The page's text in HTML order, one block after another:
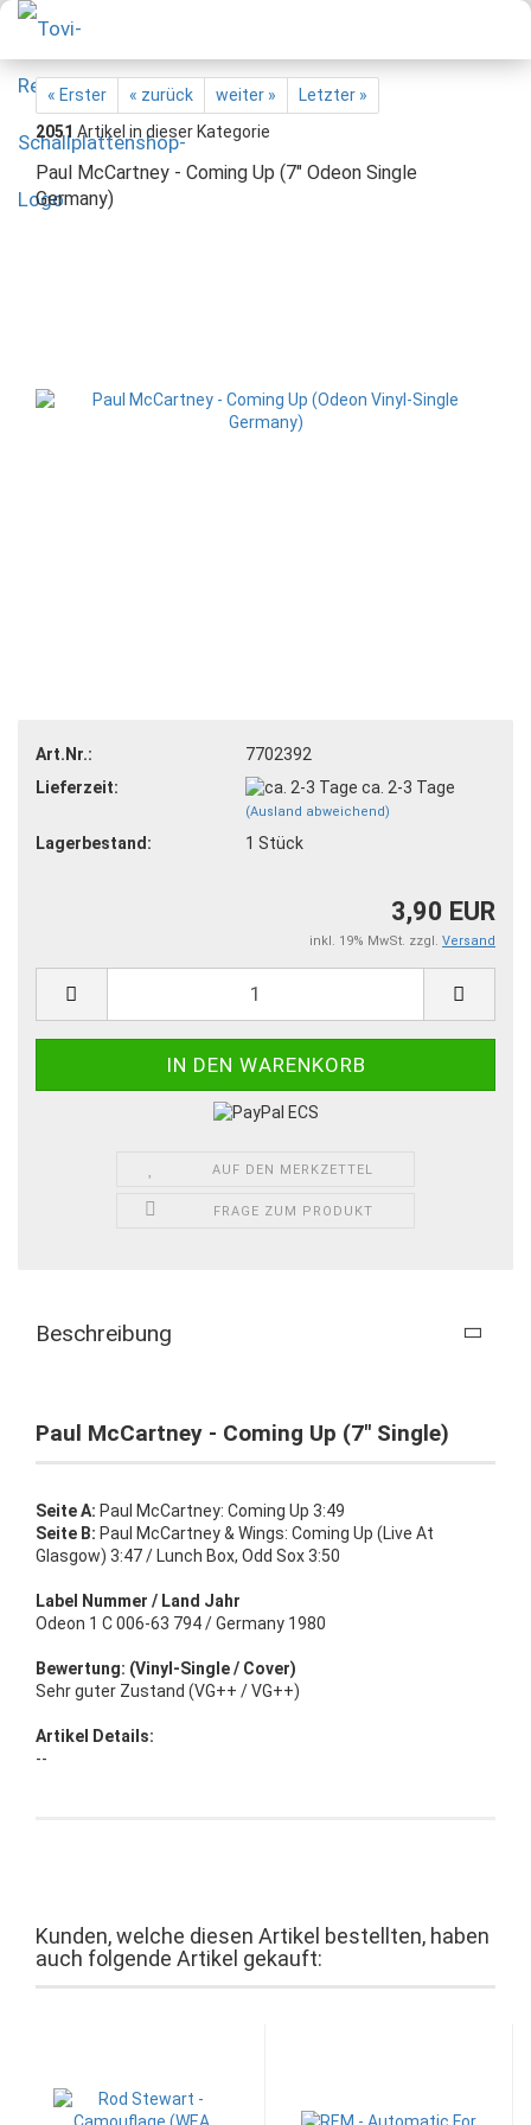
« Erster « zurück weiter »
Letzter »
2051 Artikel in dieser Kategorie
Paul McCartney - Coming Up (7" Odeon Single
Germany)
Art.Nr.:
7702392
Lieferzeit:
ca. 2-3 Tage
(Ausland abweichend)
Lagerbestand: 1 Stück
3,90 EUR
inkl. 19% MwSt. zzgl. Versand
AUF DEN MERKZETTEL
FRAGE ZUM PRODUKT
Beschreibung
Paul McCartney - Coming Up (7" Single)
Seite A: Paul McCartney: Coming Up 3:49
Seite B: Paul McCartney & Wings: Coming Up (Live At
Glasgow) 3:47 / Lunch Box, Odd Sox 3:50
Label Nummer / Land Jahr
Odeon 1 C 006-63 794 / Germany 1980
Bewertung: (Vinyl-Single / Cover)
Sehr guter Zustand (VG++ / VG++)
Artikel Details:
--
Kunden, welche diesen Artikel bestellten, haben
auch folgende Artikel gekauft: